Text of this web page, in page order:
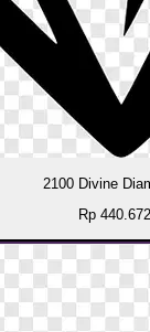
2100 Divine
Rp 440.672